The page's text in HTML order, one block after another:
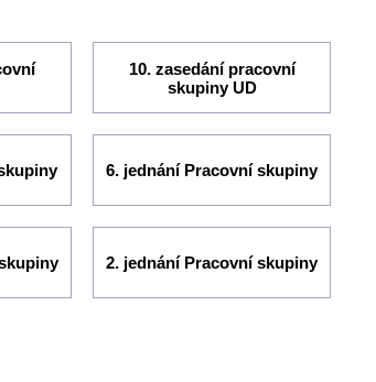
10. zasedání pracovní
skupiny UD
6. jednání Pracovní skupiny
2. jednání Pracovní skupiny